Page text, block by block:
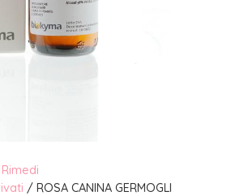
/ ROSA CANINA GERMOGLI